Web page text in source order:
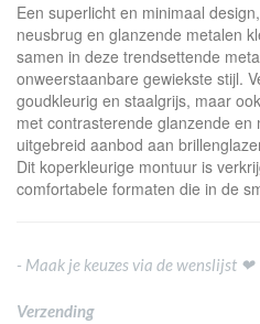
Een superlicht en minimaal
neusbrug en glanzende metalen
samen in deze trendsettende
onweerstaanbare gewiekste stijl.
goudkleurig en staalgrijs, maar
met contrasterende glanzende en
uitgebreid aanbod aan
Dit koperkleurige montuur is
comfortabele formaten die in de
- Maak je keuzes via de wenslijst ❤
Verzending